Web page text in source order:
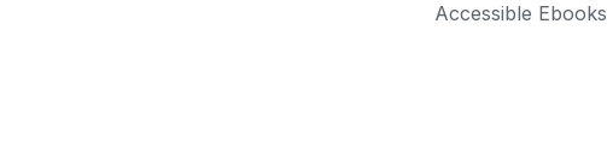
Accessible Ebooks